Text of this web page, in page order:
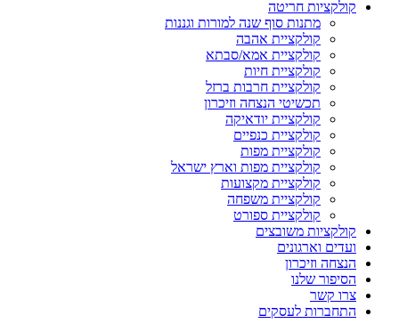
קולקציות חריטה
מתנות סוף שנה למורות וגננות
קולקציית אהבה
קולקציית אמא/סבתא
קולקציית חיות
קולקציית חרבות ברזל
תכשיטי הנצחה וזיכרון
קולקציית יודאיקה
קולקציית כנפיים
קולקציית מפות
קולקציית מפות וארץ ישראל
קולקציית מקצועות
קולקציית משפחה
קולקציית ספורט
קולקציות משובצים
ועדים וארגונים
הנצחה וזיכרון
הסיפור שלנו
צרו קשר
התחברות לעסקים